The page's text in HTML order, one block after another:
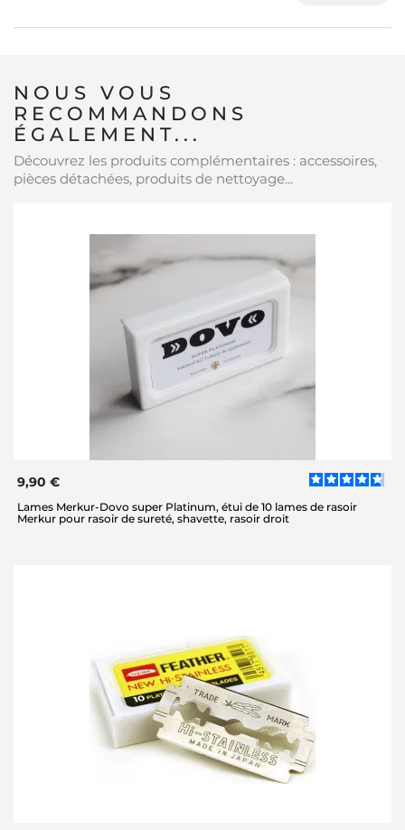
NOUS VOUS
RECOMMANDONS
ÉGALEMENT...
Découvrez les produits complémentaires : accessoires,
pièces détachées, produits de nettoyage...
9,90 €
Lames Merkur-Dovo super Platinum, étui de 10 lames de rasoir
Merkur pour rasoir de sureté, shavette, rasoir droit